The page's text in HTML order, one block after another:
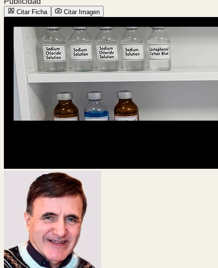
Citar Ficha Citar Imagen